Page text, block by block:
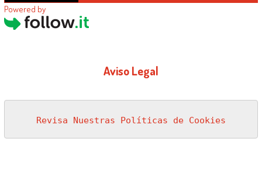
Powered by
Aviso Legal
Revisa Nuestras Políticas de Cookies